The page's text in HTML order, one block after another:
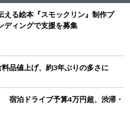
える絵本『スモックリン』制作プ
ィングで支援を募集
品値上げ、約3年ぶりの多さに
宿泊ドライブ予算4万円超、渋滞・